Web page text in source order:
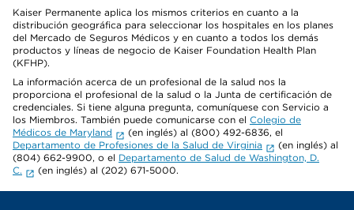
Kaiser Permanente aplica los mismos criterios en cuanto a la
distribución geográfica para seleccionar los hospitales en los planes
del Mercado de Seguros Médicos y en cuanto a todos los demás
productos y líneas de negocio de Kaiser Foundation Health Plan
(KFHP).
La información acerca de un profesional de la salud nos la
proporciona el profesional de la salud o la Junta de certificación de
credenciales. Si tiene alguna pregunta, comuníquese con Servicio a
los Miembros. También puede comunicarse con el Colegio de
Médicos de Maryland
(en inglés) al (800) 492-6836, el
Departamento de Profesiones de la Salud de Virginia
(en inglés) al
(804) 662-9900, o el Departamento de Salud de Washington, D.
C.
(en inglés) al (202) 671-5000.